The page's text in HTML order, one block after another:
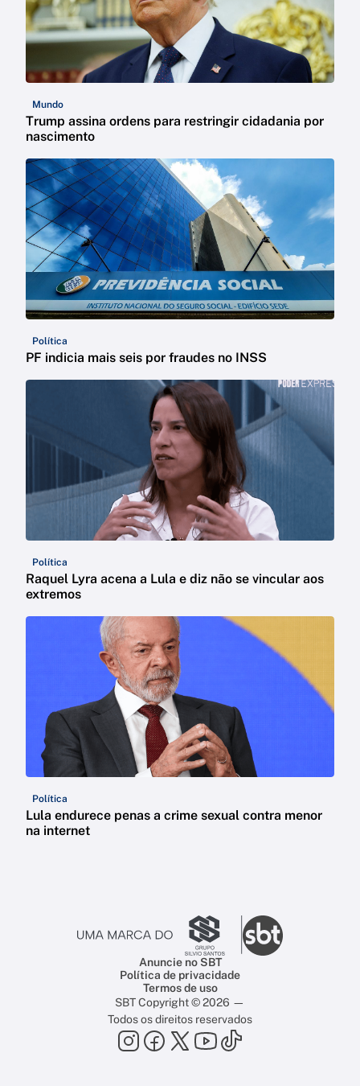
Mundo
Trump assina ordens para restringir cidadania por
nascimento
Política
PF indicia mais seis por fraudes no INSS
Política
Raquel Lyra acena a Lula e diz não se vincular aos
extremos
Política
Lula endurece penas a crime sexual contra menor
na internet
Anuncie no SBT
Política de privacidade
Termos de uso
SBT Copyright © 2026 —
Todos os direitos reservados